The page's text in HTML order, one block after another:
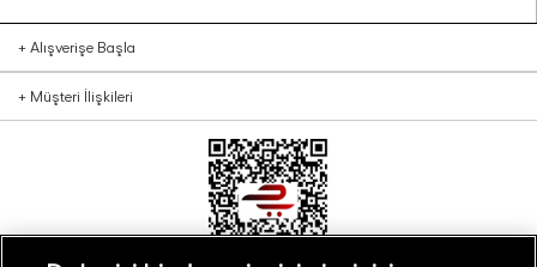
+ Alışverişe Başla
+ Müşteri İlişkileri